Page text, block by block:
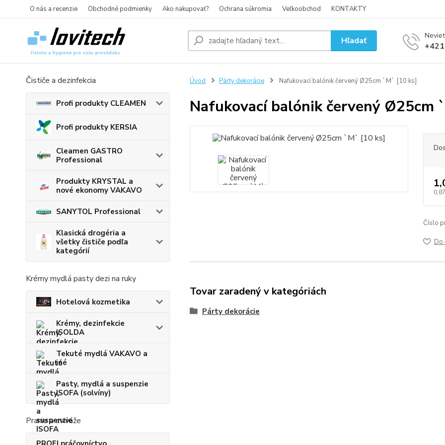
O nás a recenzie Obchodné podmienky Ako nakupovať? Ochrana súkromia Veľkoobchod KONTAKTY
Hľadať
Čističe a dezinfekcia
Profi produkty CLEAMEN
Profi produkty KERSIA
Cleamen GASTRO
Professional
Produkty KRYSTAL a
nové ekonomy VAKAVO
SANYTOL Professional
Klasická drogéria a
všetky čističe podľa
kategórií
Krémy mydlá pasty dezi na ruky
Hotelová kozmetika
Krémy, dezinfekcie
ISOLDA
Tekuté mydlá VAKAVO a
iné
Pasty, mydlá a suspenzie
ISOFA (solvíny)
Pranie a aviváže
Úvod Párty dekorácie Nafukovací balónik červený Ø25cm `M` [10 ks]
Nafukovací balónik červený Ø25cm
Číslo
Do
Tovar zaradený v kategóriách
Párty dekorácie